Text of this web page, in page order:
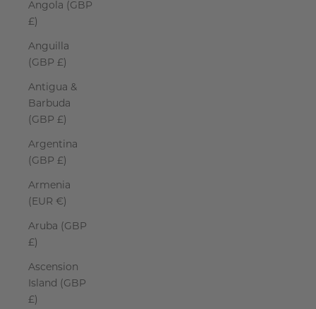
Angola (GBP
£)
Anguilla
(GBP £)
Antigua &
Barbuda
(GBP £)
Argentina
(GBP £)
Armenia
(EUR €)
Aruba (GBP
£)
Ascension
Island (GBP
£)